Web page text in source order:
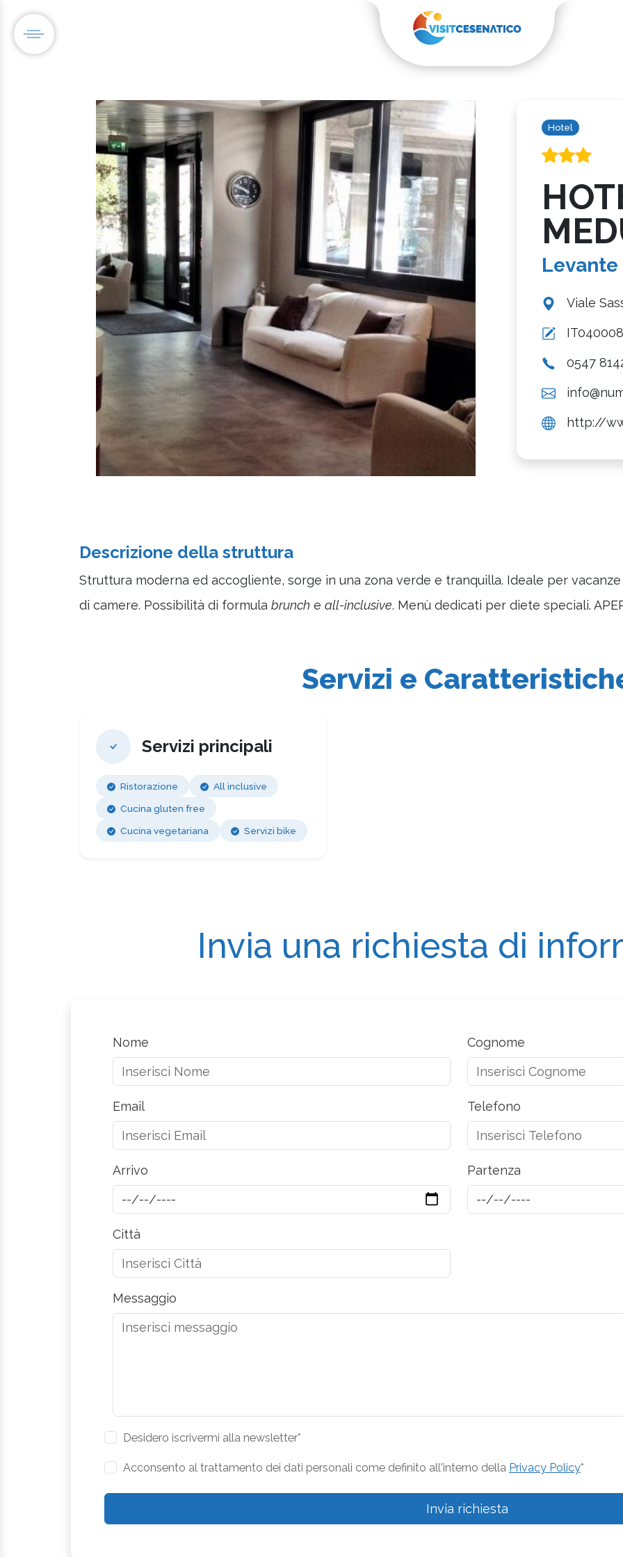
Hotel
Levante
Viale
0547
http://
Descrizione della struttura
Struttura moderna ed accogliente, sorge in una zona verde e tranquilla. Ideale per
di camere. Possibilità di formula brunch e all-inclusive. Menù dedicati per diete speciali.
Servizi e
Servizi principali
Ristorazione
All inclusive
Cucina gluten free
Cucina vegetariana
Servizi bike
Invia una richiesta di
Nome Cognome
Email Telefono
Arrivo Partenza
Città
Messaggio
Desidero iscrivermi alla newsletter*
Acconsento al trattamento dei dati personali come definito all'interno della Privacy Policy*
Invia richiesta